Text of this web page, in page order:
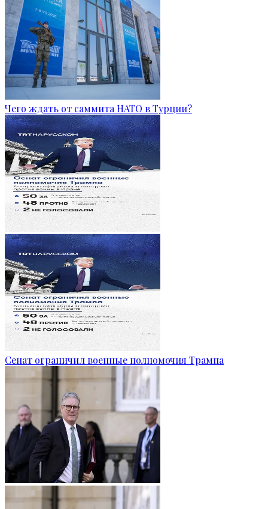
Чего ждать от саммита НАТО в Турции?
Сенат ограничил военные полномочия Трампа